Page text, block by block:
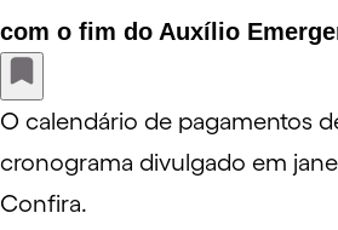
com o fim do Auxílio
O calendário de pagamentos
cronograma divulgado em
Confira.